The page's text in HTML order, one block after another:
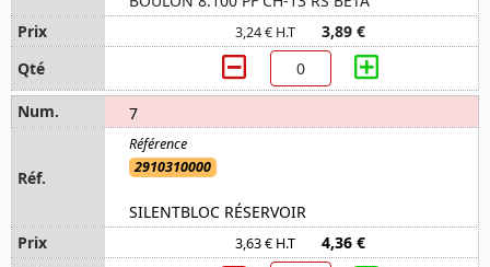
3,24 € H.T 3,89 €
7
2910310000
SILENTBLOC RÉSERVOIR
3,63 € H.T 4,36 €